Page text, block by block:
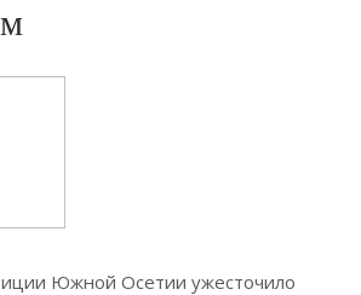
Южной Осетии ужесточило